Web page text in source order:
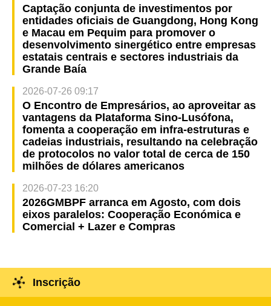
Captação conjunta de investimentos por
entidades oficiais de Guangdong, Hong Kong
e Macau em Pequim para promover o
desenvolvimento sinergético entre empresas
estatais centrais e sectores industriais da
Grande Baía
2026-07-26 09:17
O Encontro de Empresários, ao aproveitar as
vantagens da Plataforma Sino-Lusófona,
fomenta a cooperação em infra-estruturas e
cadeias industriais, resultando na celebração
de protocolos no valor total de cerca de 150
milhões de dólares americanos
2026-07-23 16:20
2026GMBPF arranca em Agosto, com dois
eixos paralelos: Cooperação Económica e
Comercial + Lazer e Compras
Inscrição